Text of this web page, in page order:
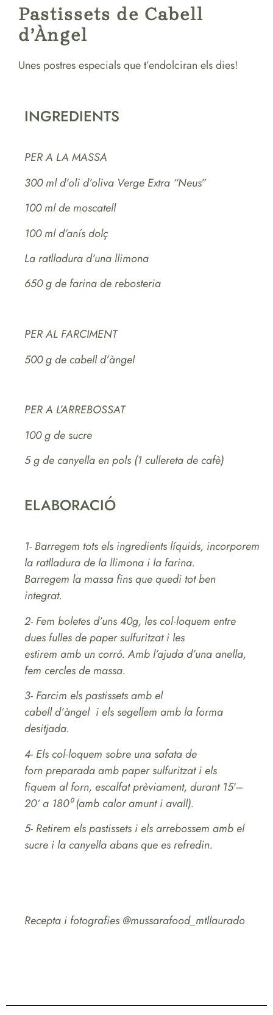
Pastissets de Cabell
d’Àngel
Unes postres especials que t’endolciran els dies!
INGREDIENTS
PER A LA MASSA
300 ml d’oli d’oliva Verge Extra “Neus”
100 ml de moscatell
100 ml d’anís dolç
La ratlladura d’una llimona
650 g de farina de rebosteria
PER AL FARCIMENT
500 g de cabell d’àngel
PER A L’ARREBOSSAT
100 g de sucre
5 g de canyella en pols (1 cullereta de cafè)
ELABORACIÓ
1- Barregem tots els ingredients líquids, incorporem
la ratlladura de la llimona i la farina.
Barregem la massa fins que quedi tot ben
integrat.
2- Fem boletes d’uns 40g, les col·loquem entre
dues fulles de paper sulfuritzat i les
estirem amb un corró. Amb l’ajuda d’una anella,
fem cercles de massa.
3- Farcim els pastissets amb el
cabell d’àngel i els segellem amb la forma
desitjada.
4- Els col·loquem sobre una safata de
forn preparada amb paper sulfuritzat i els
fiquem al forn, escalfat prèviament, durant 15′–
20‘ a 180⁰ (amb calor amunt i avall).
5- Retirem els pastissets i els arrebossem amb el
sucre i la canyella abans que es refredin.
Recepta i fotografies @mussarafood_mtllaurado